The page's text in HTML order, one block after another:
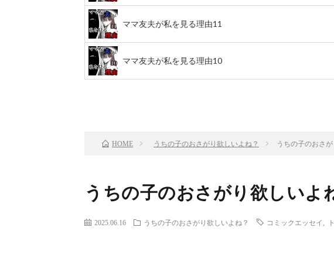
ママ友夫が私を見る理由11
ママ友夫が私を見る理由10
HOME うちの子のおさがり欲しいよね？ うちの子のおさ
うちの子のおさがり欲しいよ
2025.06.16 うちの子のおさがり欲しいよね？ コミックエッセイ